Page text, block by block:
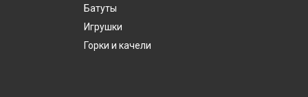
Батуты
Игрушки
Горки и качели